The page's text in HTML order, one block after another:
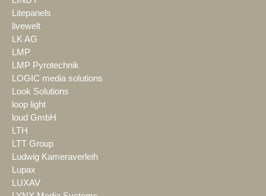
Litepanels
livewelt
LK AG
LMP
LMP Pyrotechnik
LOGIC media solutions
Look Solutions
loop light
loud GmbH
LTH
LTT Group
Ludwig Kameraverleih
Lupax
LUXAV